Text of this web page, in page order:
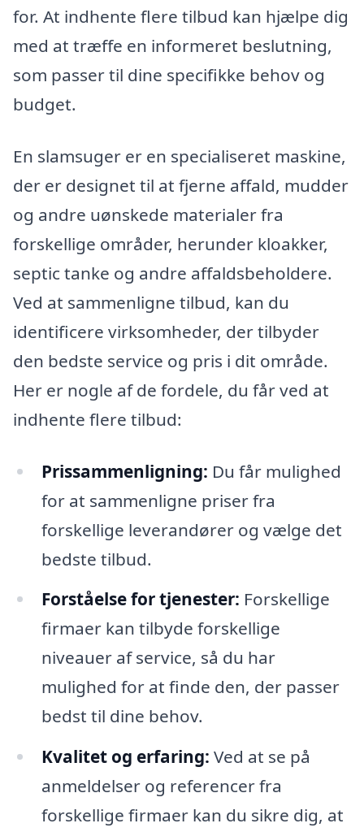
for. At indhente flere tilbud kan hjælpe dig
med at træffe en informeret beslutning,
som passer til dine specifikke behov og
budget.
En slamsuger er en specialiseret maskine,
der er designet til at fjerne affald, mudder
og andre uønskede materialer fra
forskellige områder, herunder kloakker,
septic tanke og andre affaldsbeholdere.
Ved at sammenligne tilbud, kan du
identificere virksomheder, der tilbyder
den bedste service og pris i dit område.
Her er nogle af de fordele, du får ved at
indhente flere tilbud:
Prissammenligning: Du får mulighed
for at sammenligne priser fra
forskellige leverandører og vælge det
bedste tilbud.
Forståelse for tjenester: Forskellige
firmaer kan tilbyde forskellige
niveauer af service, så du har
mulighed for at finde den, der passer
bedst til dine behov.
Kvalitet og erfaring: Ved at se på
anmeldelser og referencer fra
forskellige firmaer kan du sikre dig, at